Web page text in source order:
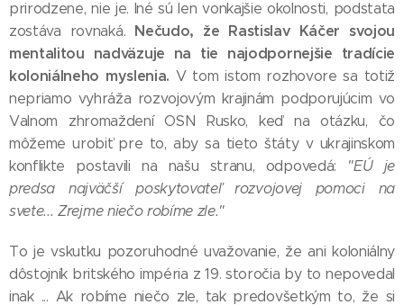
prirodzene, nie je. Iné sú len vonkajšie okolnosti, podstata
zostáva rovnaká. Nečudo, že Rastislav Káčer svojou
mentalitou nadväzuje na tie najodpornejšie tradície
koloniálneho myslenia. V tom istom rozhovore sa totiž
nepriamo vyhráža rozvojovým krajinám podporujúcim vo
Valnom zhromaždení OSN Rusko, keď na otázku, čo
môžeme urobiť pre to, aby sa tieto štáty v ukrajinskom
konflikte postavili na našu stranu, odpovedá: "EÚ je
predsa najväčší poskytovateľ rozvojovej pomoci na
svete... Zrejme niečo robíme zle."
To je vskutku pozoruhodné uvažovanie, že ani koloniálny
dôstojník britského impéria z 19. storočia by to nepovedal
inak ... Ak robíme niečo zle, tak predovšetkým to, že si